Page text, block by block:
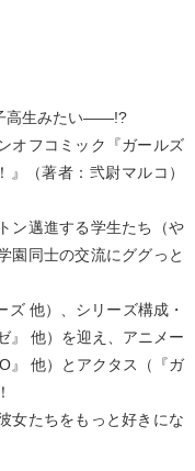
高生みたい――!?
オフコミック『ガールズ
（著者：弐尉マルコ）
ン邁進する学生たち（や
園同士の交流にググっと
他）、シリーズ構成・
』 他）を迎え、アニメー
』 他）とアクタス（『ガ
女たちをもっと好きにな